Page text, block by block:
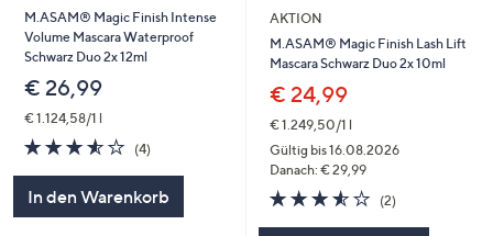
M.ASAM® Magic Finish Intense
Volume Mascara Waterproof
Schwarz Duo 2x 12ml
€ 26,99
€ 1.124,58/1 l
3.5
von
(4)4
In den Warenkorb
AKTION
M.ASAM® Magic Finish Lash Lift
Mascara Schwarz Duo 2x 10ml
€ 24,99
€ 1.249,50/1 l
Gültig bis 16.08.2026
Danach: € 29,99
3.5
von
(2)2